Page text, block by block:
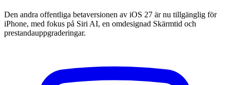
Den andra offentliga betaversionen av iOS 27 är nu tillgänglig för
iPhone, med fokus på Siri AI, en omdesignad Skärmtid och
prestandauppgraderingar.